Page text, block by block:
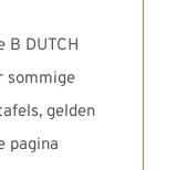
DUTCH
sommige
gelden
pagina